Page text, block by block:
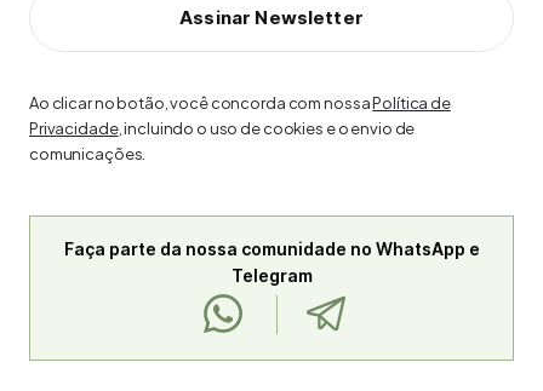
Assinar Newsletter
Ao clicar no botão, você concorda com nossaPolítica de
Privacidade, incluindo o uso de cookies e o envio de
comunicações.
Faça parte da nossa comunidade no WhatsApp e
Telegram